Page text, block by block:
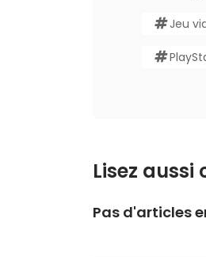
Jeu
Lisez
Pas d'articles